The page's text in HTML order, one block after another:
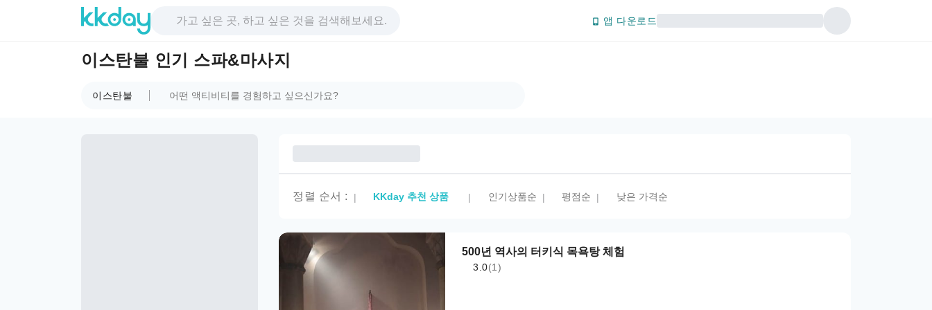
앱 다운로드
이스탄불 인기 스파&마사지
이스탄불
정렬 순서 : | KKday 추천 상품 | 인기상품순 | 평점순 | 낮은 가격순
500년 역사의 터키식 목욕탕 체험
3.0(1)